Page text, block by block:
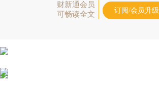
财新通会员
可畅读全文
订阅/会员升级